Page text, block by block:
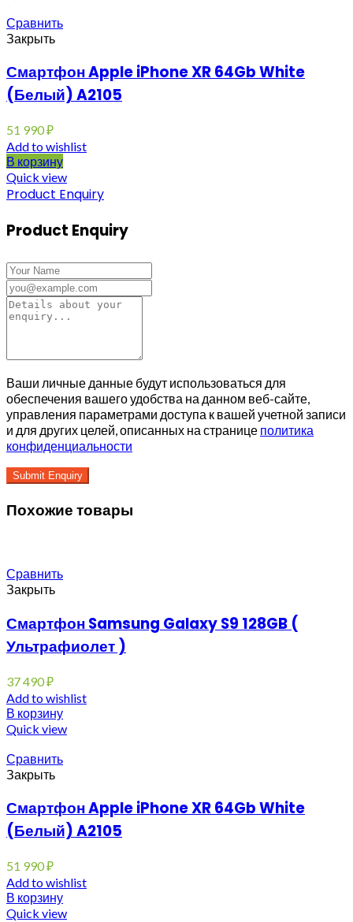
Сравнить
Закрыть
Смартфон Apple iPhone XR 64Gb White
(Белый) A2105
51 990₽
Add to wishlist
В корзину
Quick view
Product Enquiry
Product Enquiry
Ваши личные данные будут использоваться для
обеспечения вашего удобства на данном веб-сайте,
управления параметрами доступа к вашей учетной записи
и для других целей, описанных на странице политика
конфиденциальности
Похожие товары
Сравнить
Закрыть
Смартфон Samsung Galaxy S9 128GB (
Ультрафиолет )
37 490₽
Add to wishlist
В корзину
Quick view
Сравнить
Закрыть
Смартфон Apple iPhone XR 64Gb White
(Белый) A2105
51 990₽
Add to wishlist
В корзину
Quick view